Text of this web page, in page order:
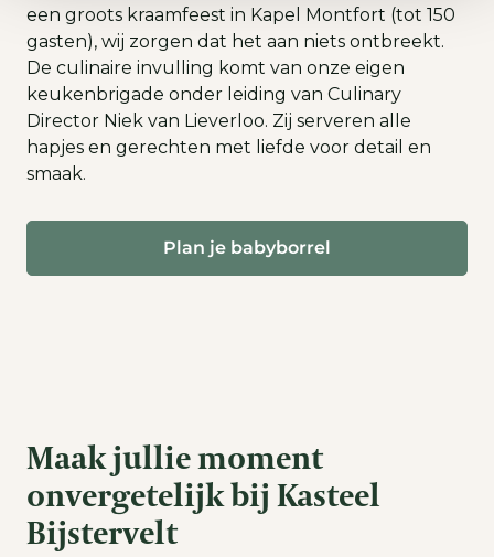
een groots kraamfeest in Kapel Montfort (tot 150
gasten), wij zorgen dat het aan niets ontbreekt.
De culinaire invulling komt van onze eigen
keukenbrigade onder leiding van Culinary
Director Niek van Lieverloo. Zij serveren alle
hapjes en gerechten met liefde voor detail en
smaak.
Plan je babyborrel
Maak jullie moment
onvergetelijk bij Kasteel
Bijstervelt